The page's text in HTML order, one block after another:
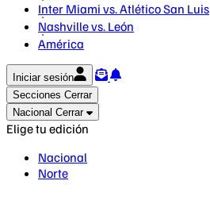
Inter Miami vs. Atlético San Luis
Nashville vs. León
América
Iniciar sesión
Secciones Cerrar
Nacional Cerrar
Elige tu edición
Nacional
Norte